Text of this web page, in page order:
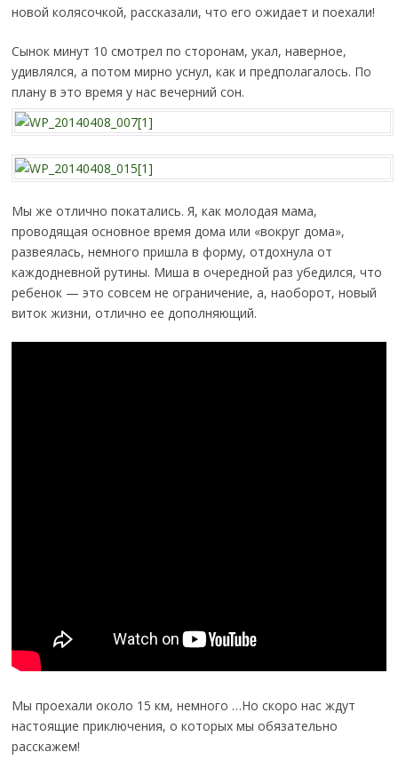
новой колясочкой, рассказали, что его ожидает и поехали!
Сынок минут 10 смотрел по сторонам, укал, наверное,
удивлялся, а потом мирно уснул, как и предполагалось. По
плану в это время у нас вечерний сон.
Мы же отлично покатались. Я, как молодая мама,
проводящая основное время дома или «вокруг дома»,
развеялась, немного пришла в форму, отдохнула от
каждодневной рутины. Миша в очередной раз убедился, что
ребенок — это совсем не ограничение, а, наоборот, новый
виток жизни, отлично ее дополняющий.
Мы проехали около 15 км, немного …Но скоро нас ждут
настоящие приключения, о которых мы обязательно
расскажем!